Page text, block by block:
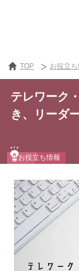
TOP お役立
テレワーク
き、リーダ
お役立ち情報